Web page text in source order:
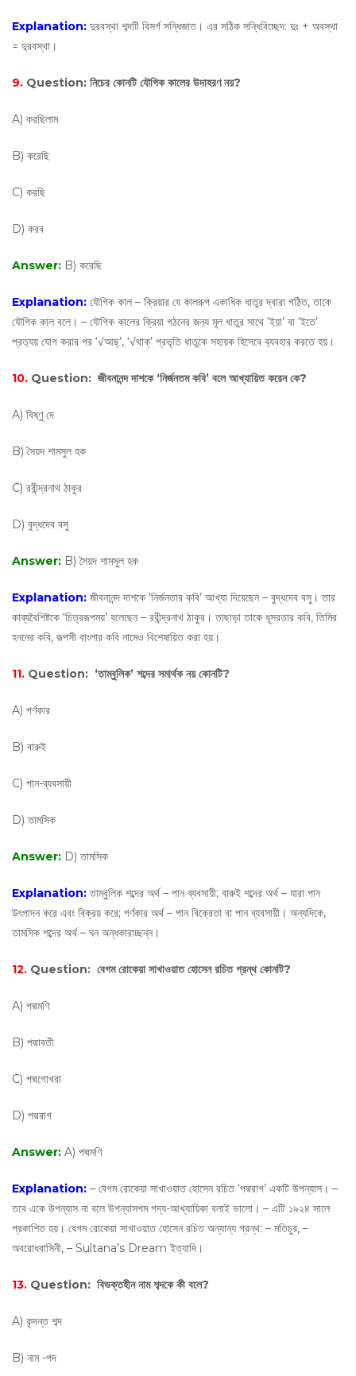
Explanation: দুরবস্থা শব্দটি বিসর্গ সন্ধিজাত। এর সঠিক সন্ধিবিচ্ছেদ: দুঃ + অবস্থা
= দুরবস্থা।
9. Question: নিচের কোনটি যৌগিক কালের উদাহরণ নয়?
A) করছিলাম
B) করেছি
C) করছি
D) করব
Answer: B) করেছি
Explanation: যৌগিক কাল – ক্রিয়ার যে কালরূপ একাধিক ধাতুর দ্বারা গঠিত, তাকে
যৌগিক কাল বলে। – যৌগিক কালের ক্রিয়া গঠনের জন‍্য মূল ধাতুর সাথে ‘ইয়া’ বা ‘ইতে’
প্রত‍্যয় যোগ করার পর ‘√আছ্’, ‘√থাক্’ প্রভৃতি ধাতুকে সহায়ক হিসেবে ব‍্যবহার করতে হয়।
10. Question: জীবনানন্দ দাশকে ‘নির্জনতম কবি’ বলে আখ্যায়িত করেন কে?
A) বিষ্ণু দে
B) সৈয়দ শামসুল হক
C) রবীন্দ্রনাথ ঠাকুর
D) বুদ্ধদেব বসু
Answer: B) সৈয়দ শামসুল হক
Explanation: জীবনানন্দ দাশকে ‘নির্জনতার কবি’ আখ্যা দিয়েছেন – বুদ্ধদেব বসু। তার
কাব্যবৈশিষ্টকে ‘চিত্ররূপময়’ বলেছেন – রবীন্দ্রনাথ ঠাকুর। তাছাড়া তাকে ধূসরতার কবি, তিমির
হননের কবি, রূপসী বাংলার কবি নামেও বিশেষায়িত করা হয়।
11. Question: ‘তাম্বুলিক’ শব্দের সমার্থক নয় কোনটি?
A) পর্ণকার
B) বারুই
C) পান-ব্যবসায়ী
D) তামসিক
Answer: D) তামসিক
Explanation:তাম্বুলিক শব্দের অর্থ – পান ব্যবসায়ী; বারুই শব্দের অর্থ – যারা পান
উৎপাদন করে এবং বিক্রয় করে; পর্ণকার অর্থ – পান বিক্রেতা বা পান ব্যবসায়ী। অন্যদিকে,
তামসিক শব্দের অর্থ – ঘন অন্ধকারাচ্ছন্ন।
12. Question: বেগম রোকেয়া সাখাওয়াত হোসেন রচিত গ্রন্থ কোনটি?
A) পদ্মমণি
B) পদ্মাবতী
C) পদ্মগোখরা
D) পদ্মরাগ
Answer: A) পদ্মমণি
Explanation: – বেগম রোকেয়া সাখাওয়াত হোসেন রচিত ‘পদ্মরাগ’ একটি উপন্যাস। –
তবে একে উপন্যাস না বলে উপন্যাসপম গদ্য-আখ্যায়িকা বলাই ভালো। – এটি ১৯২৪ সালে
প্রকাশিত হয়। বেগম রোকেয়া সাখাওয়াত হোসেন রচিত অন্যান্য গ্রন্থ: – মতিচুর, –
অবরোধবাসিনী, – Sultana’s Dream ইত্যাদি।
13. Question: বিভক্তহীন নাম শব্দকে কী বলে?
A) কৃদন্ত শব্দ
B) নাম -পদ